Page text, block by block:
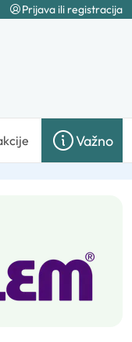
Prijava ili registracija
Važno